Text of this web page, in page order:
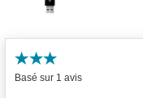
Basé sur 1 avis